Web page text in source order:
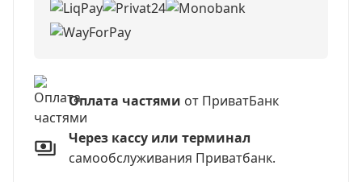
Оплата частями от ПриватБанк
Через кассу или терминал
самообслуживания Приватбанк.